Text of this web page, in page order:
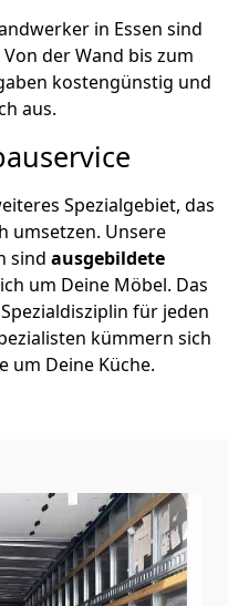
in Essen sind
Von der Wand bis zum
kostengünstig und
aus.
Spezialgebiet, das
umsetzen. Unsere
sind ausgebildete
um Deine Möbel. Das
für jeden
kümmern sich
um Deine Küche.